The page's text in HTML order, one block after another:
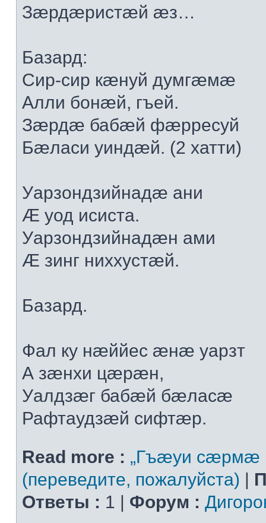
Зæрдæристæй æз…
Базард:
Сир-сир кæнуй думгæмæ
Алли бонæй, гъей.
Зæрдæ бабæй фæрресуй
Бæласи уиндæй. (2 хатти)
Уарзондзийнадæ ани
Æ уод исиста.
Уарзондзийнадæн ами
Æ зинг ниххустæй.
Базард.
Фал ку нæййес æнæ уарзт
А зæнхи цæрæн,
Уалдзæг бабæй бæласæ
Рафтаудзæй сифтæр.
Read more : „Гъæуи сæрмæ
(переведите, пожалуйста) |
Ответы : 1 | Форум :